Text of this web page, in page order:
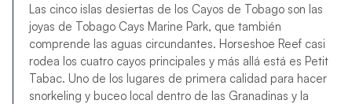
Las cinco islas desiertas de los Cayos de Tobago son las
joyas de Tobago Cays Marine Park, que también
comprende las aguas circundantes. Horseshoe Reef casi
rodea los cuatro cayos principales y más allá está es Petit
Tabac. Uno de los lugares de primera calidad para hacer
snorkeling y buceo local dentro de las Granadinas y la